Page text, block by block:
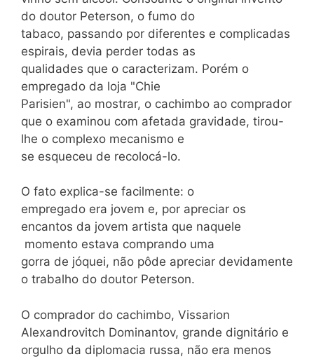
do doutor Peterson, o fumo do
tabaco, passando por diferentes e complicadas
espirais, devia perder todas as
qualidades que o caracterizam. Porém o
empregado da loja "Chie
Parisien", ao mostrar, o cachimbo ao comprador
que o examinou com afetada gravidade, tirou-
lhe o complexo mecanismo e
se esqueceu de recolocá-lo.
O fato explica-se facilmente: o
empregado era jovem e, por apreciar os
encantos da jovem artista que naquele
momento estava comprando uma
gorra de jóquei, não pôde apreciar devidamente
o trabalho do doutor Peterson.
O comprador do cachimbo, Vissarion
Alexandrovitch Dominantov, grande dignitário e
orgulho da diplomacia russa, não era menos